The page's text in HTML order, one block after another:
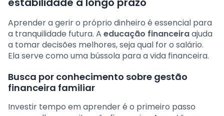
Aprender a gerir o próprio dinheiro é essencial para
a tranquilidade futura. A educação financeiraajuda
a tomar decisões melhores, seja qual for o salário.
Ela serve como uma bússola para a vida financeira.
Busca por conhecimento sobre gestão
financeira familiar
Investir tempo em aprender é o primeiro passo